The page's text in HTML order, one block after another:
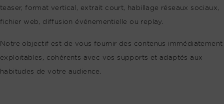
teaser, format vertical, extrait court, habillage réseaux sociaux,
fichier web, diffusion événementielle ou replay.
Notre objectif est de vous fournir des contenus immédiatement
exploitables, cohérents avec vos supports et adaptés aux
habitudes de votre audience.